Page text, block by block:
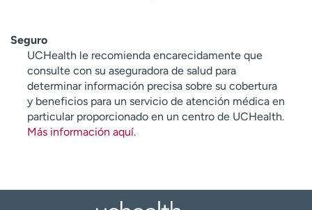
Seguro
UCHealth le recomienda encarecidamente que
consulte con su aseguradora de salud para
determinar información precisa sobre su cobertura
y beneficios para un servicio de atención médica en
particular proporcionado en un centro de UCHealth.
Más información aquí.